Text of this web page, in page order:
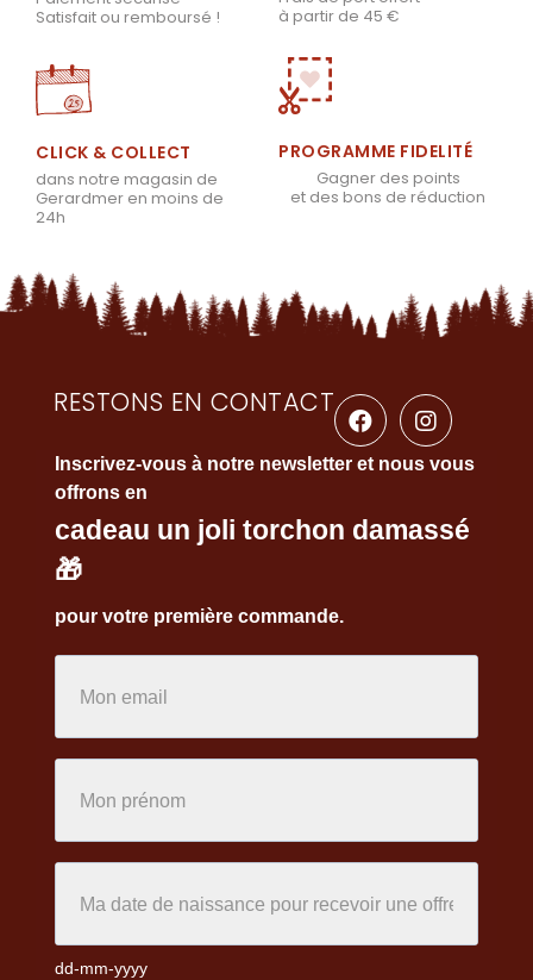
Satisfait ou remboursé !
à partir de 45 €
CLICK & COLLECT
dans notre magasin de
Gerardmer en moins de
24h
PROGRAMME FIDELITÉ
Gagner des points
et des bons de réduction
RESTONS EN CONTACT
Inscrivez-vous à notre newsletter et nous vous
offrons en
cadeau un joli torchon damassé
🎁
pour votre première commande.
dd-mm-yyyy